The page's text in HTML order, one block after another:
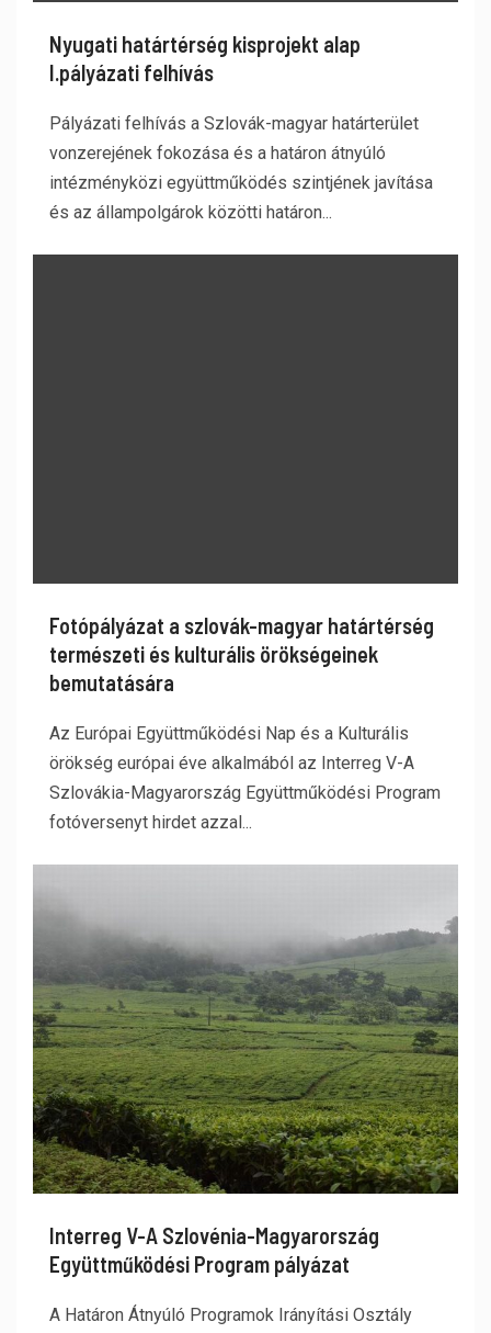
Nyugati határtérség kisprojekt alap
I.pályázati felhívás
Pályázati felhívás a Szlovák-magyar határterület
vonzerejének fokozása és a határon átnyúló
intézményközi együttműködés szintjének javítása
és az állampolgárok közötti határon...
Fotópályázat a szlovák-magyar határtérség
természeti és kulturális örökségeinek
bemutatására
Az Európai Együttműködési Nap és a Kulturális
örökség európai éve alkalmából az Interreg V-A
Szlovákia-Magyarország Együttműködési Program
fotóversenyt hirdet azzal...
Interreg V-A Szlovénia-Magyarország
Együttműködési Program pályázat
A Határon Átnyúló Programok Irányítási Osztály